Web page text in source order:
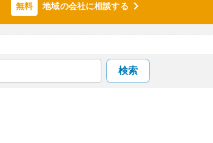
無料 地域の会社に相談する
検索